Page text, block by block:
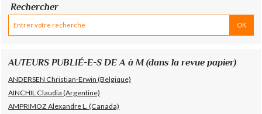
Rechercher
AUTEURS PUBLIÉ-E-S DE A à M (dans la revue papier)
ANDERSEN Christian-Erwin (Belgique)
AINCHIL Claudia (Argentine)
AMPRIMOZ Alexandre L. (Canada)